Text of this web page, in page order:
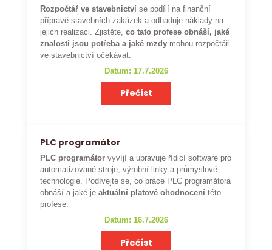
Rozpočtář ve stavebnictví se podílí na finanční
přípravě stavebních zakázek a odhaduje náklady na
jejich realizaci. Zjistěte,co tato profese obnáší, jaké
znalosti jsou potřeba a jaké mzdy mohou rozpočtáři
ve stavebnictví očekávat.
Datum: 17.7.2026
Přečíst
PLC programátor
PLC programátor vyvíjí a upravuje řídicí software pro
automatizované stroje, výrobní linky a průmyslové
technologie. Podívejte se, co práce PLC programátora
obnáší a jaké je aktuální platové ohodnocení této
profese.
Datum: 16.7.2026
Přečíst